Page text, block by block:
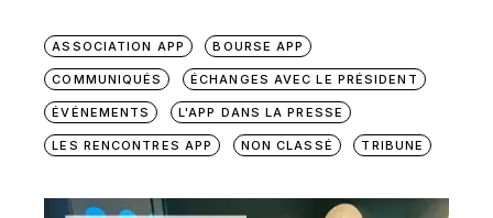
ASSOCIATION APP BOURSE APP
COMMUNIQUÉS ÉCHANGES AVEC LE PRÉSIDENT
ÉVÉNEMENTS L'APP DANS LA PRESSE
LES RENCONTRES APP NON CLASSÉ TRIBUNE